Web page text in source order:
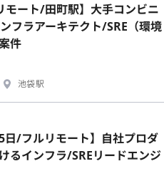
モート/田町駅】大手コンビニ
フラアーキテクト/SRE（環境
件
池袋駅
日/フルリモート】自社プロダ
るインフラ/SREリードエンジ